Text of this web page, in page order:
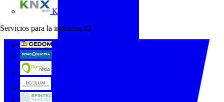
KNX España
Servicios para la industria 13